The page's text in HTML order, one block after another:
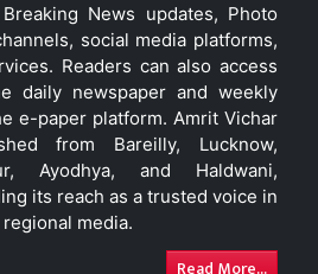
News updates, Photo
social media platforms,
Readers can also access
daily newspaper and weekly
e-paper platform. Amrit Vichar
from Bareilly, Lucknow,
Ayodhya, and Haldwani,
its reach as a trusted voice in
media.
Read More...